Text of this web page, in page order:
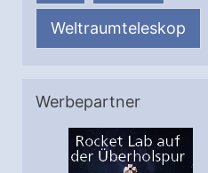
Weltraumteleskop
Werbepartner